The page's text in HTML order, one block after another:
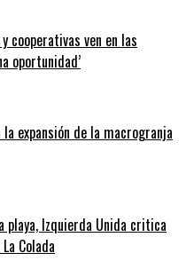
cooperativas ven en las
oportunidad’
expansión de la macrogranja
playa, Izquierda Unida critica
Colada